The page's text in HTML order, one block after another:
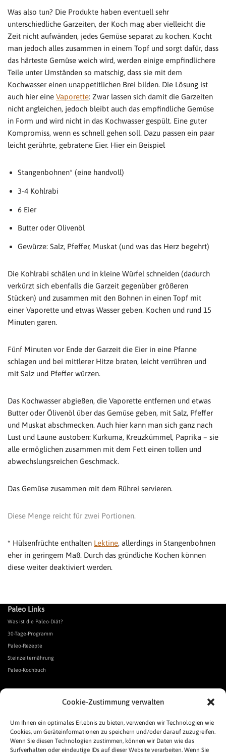
Cookie-Zustimmung verwalten
Um Ihnen ein optimales Erlebnis zu bieten, verwenden wir Technologien wie
Cookies, um Geräteinformationen zu speichern und/oder darauf zuzugreifen.
Wenn Sie diesen Technologien zustimmen, können wir Daten wie das
Surfverhalten oder eindeutige IDs auf dieser Website verarbeiten. Wenn Sie
Was also tun? Die Produkte haben eventuell sehr
unterschiedliche Garzeiten, der Koch mag aber vielleicht die
Zeit nicht aufwänden, jedes Gemüse separat zu kochen. Kocht
man jedoch alles zusammen in einem Topf und sorgt dafür, dass
das härteste Gemüse weich wird, werden einige empfindlichere
Teile unter Umständen so matschig, dass sie mit dem
Kochwasser einen unappetitlichen Brei bilden. Die Lösung ist
auch hier eine Vaporette: Zwar lassen sich damit die Garzeiten
nicht angleichen, jedoch bleibt auch das empfindliche Gemüse
in Form und wird nicht in das Kochwasser gespült. Eine guter
Kompromiss, wenn es schnell gehen soll. Dazu passen ein paar
leicht gerührte, gebratene Eier. Hier ein Beispiel
Stangenbohnen* (eine handvoll)
3-4 Kohlrabi
6 Eier
Butter oder Olivenöl
Gewürze: Salz, Pfeffer, Muskat (und was das Herz begehrt)
Die Kohlrabi schälen und in kleine Würfel schneiden (dadurch
verkürzt sich ebenfalls die Garzeit gegenüber größeren
Stücken) und zusammen mit den Bohnen in einen Topf mit
einer Vaporette und etwas Wasser geben. Kochen und rund 15
Minuten garen.
Fünf Minuten vor Ende der Garzeit die Eier in eine Pfanne
schlagen und bei mittlerer Hitze braten, leicht verrühren und
mit Salz und Pfeffer würzen.
Das Kochwasser abgießen, die Vaporette entfernen und etwas
Butter oder Ölivenöl über das Gemüse geben, mit Salz, Pfeffer
und Muskat abschmecken. Auch hier kann man sich ganz nach
Lust und Laune austoben: Kurkuma, Kreuzkümmel, Paprika – sie
alle ermöglichen zusammen mit dem Fett einen tollen und
abwechslungsreichen Geschmack.
Das Gemüse zusammen mit dem Rührei servieren.
Diese Menge reicht für zwei Portionen.
* Hülsenfrüchte enthalten Lektine, allerdings in Stangenbohnen
eher in geringem Maß. Durch das gründliche Kochen können
diese weiter deaktiviert werden.
Paleo Links
Was ist die Paleo-Diät?
30-Tage-Programm
Paleo-Rezepte
Steinzeiternährung
Paleo-Kochbuch
*Affiliate Link. Als Partner verschiedener Unternehmen verdiene ich an qualifizierten Verkäufen.
Urgeschmack-Empfehlungen
Urgeschmack-Shop
Was ist Urgeschmack?